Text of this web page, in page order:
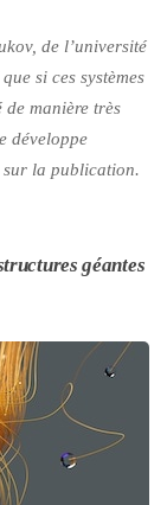
de l’université
si ces systèmes
de manière très
développe
sur la publication.
géantes